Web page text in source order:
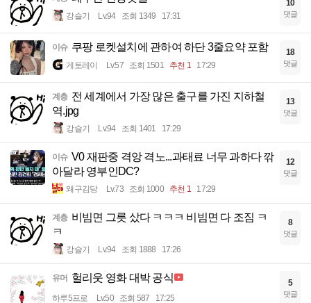
강슬기 Lv.94 조회 1349 17:31
10
댓글
이슈 쿠팡 로켓설치에 관하여 하단 3줄요약 포함
게토레이 Lv.57 조회 1501 추천 1 17:29
18
댓글
계층 전 세계에서 가장 많은 출구를 가진 지하철
역.jpg
강슬기 Lv.94 조회 1401 17:29
13
댓글
이슈 V0 재판중 격앙 격노...과태료 너무 과하다 깎
아달라 영부인DC?
왜구김당 Lv.73 조회 1000 추천 1 17:29
12
댓글
계층 비빔면 그릇 샀다 ㅋㅋㅋ 비빔면 다 조짐 ㅋ
ㅋ
강슬기 Lv.94 조회 1888 17:26
8
댓글
유머 헐리웃 영화 대박 공식
하루5프로 Lv.50 조회 587 17:25
5
댓글